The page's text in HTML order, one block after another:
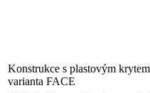
Konstrukce s plastovým krytem
varianta FACE